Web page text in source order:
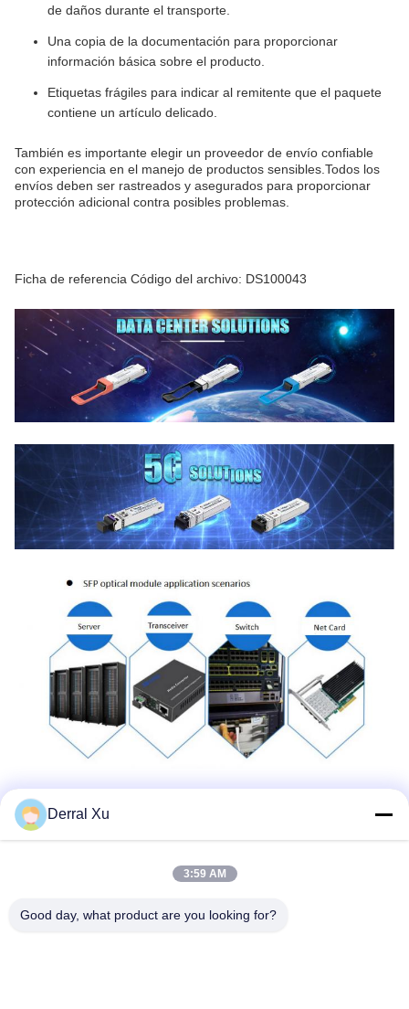
de daños durante el transporte.
Una copia de la documentación para proporcionar
información básica sobre el producto.
Etiquetas frágiles para indicar al remitente que el paquete
contiene un artículo delicado.
También es importante elegir un proveedor de envío confiable
con experiencia en el manejo de productos sensibles.Todos los
envíos deben ser rastreados y asegurados para proporcionar
protección adicional contra posibles problemas.
Ficha de referencia Código del archivo: DS100043
Derral Xu
3:59 AM
Good day, what product are you looking for?